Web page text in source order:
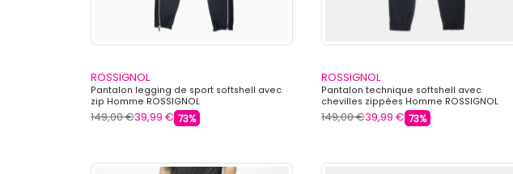
ROSSIGNOL
Pantalon legging de sport softshell avec
zip Homme ROSSIGNOL
149,00 €39,99 € 73%
ROSSIGNOL
Pantalon technique softshell avec
chevilles zippées Homme ROSSIGNOL
149,00 €39,99 € 73%